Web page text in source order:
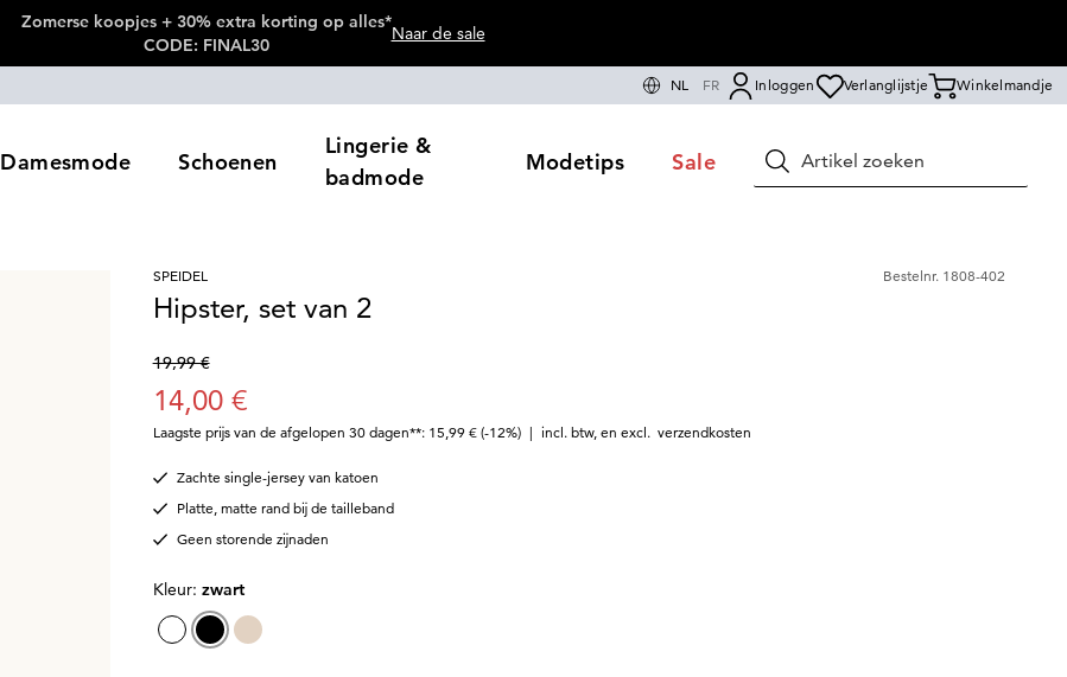
Zomerse koopjes + 30% extra korting op alles*
CODE: FINAL30
Naar de sale
NL FR Inloggen Verlanglijstje Winkelmandje
Damesmode Schoenen
Lingerie &
badmode
Modetips Sale Zoeken
SPEIDEL
Bestelnr. 1808-402
Hipster, set van 2
19,99 €
14,00 €
Laagste prijs van de afgelopen 30 dagen**: 15,99 € (-12%) | incl. btw, en excl. verzendkosten
Zachte single-jersey van katoen
Platte, matte rand bij de tailleband
Geen storende zijnaden
Kleur: zwart